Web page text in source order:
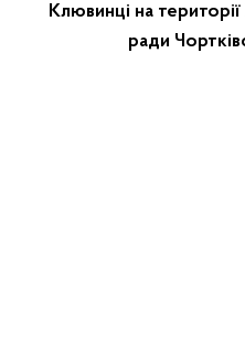
Клювинці на
ради